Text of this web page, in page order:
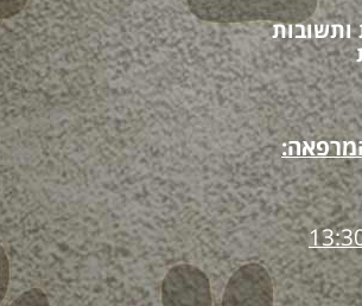
ותשובות